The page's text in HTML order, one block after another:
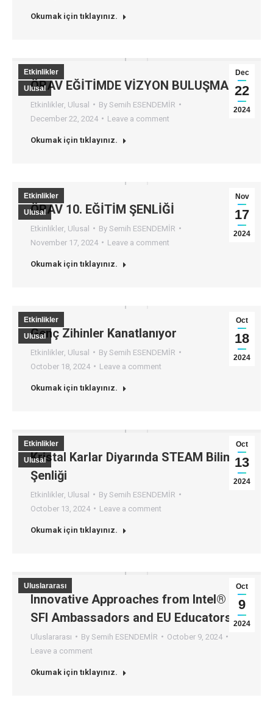
Okumak için tıklayınız.
Dec
22
2024
Etkinlikler
Ulusal
ÖRAV EĞİTİMDE VİZYON BULUŞMASI
Etkinlikler Ulusal By Semih ESENDEMİR
December 22, 2024
Leave a comment
Okumak için tıklayınız.
Nov
17
2024
Etkinlikler
Ulusal
ÖRAV 10. EĞİTİM ŞENLİĞİ
Etkinlikler Ulusal By Semih ESENDEMİR
November 17, 2024
Leave a comment
Okumak için tıklayınız.
Oct
18
2024
Etkinlikler
Ulusal
Genç Zihinler Kanatlanıyor
Etkinlikler Ulusal By Semih ESENDEMİR
October 18, 2024
Leave a comment
Okumak için tıklayınız.
Oct
13
2024
Etkinlikler
Ulusal
Kristal Karlar Diyarında STEAM Bilim
Şenliği
Etkinlikler Ulusal By Semih ESENDEMİR
October 13, 2024
Leave a comment
Okumak için tıklayınız.
Oct
9
2024
Uluslararası
Innovative Approaches from Intel®
SFI Ambassadors and EU Educators
Uluslararası By Semih ESENDEMİR
October 9, 2024
Leave a comment
Okumak için tıklayınız.